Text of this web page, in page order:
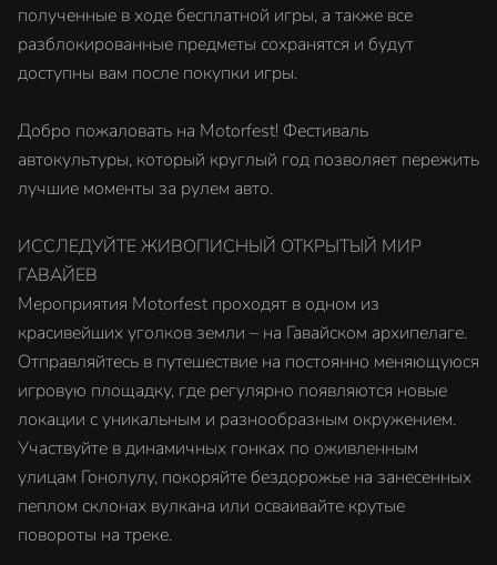
полученные в ходе бесплатной игры, а также все
разблокированные предметы сохранятся и будут
доступны вам после покупки игры.
Добро пожаловать на Motorfest! Фестиваль
автокультуры, который круглый год позволяет пережить
лучшие моменты за рулем авто.
ИССЛЕДУЙТЕ ЖИВОПИСНЫЙ ОТКРЫТЫЙ МИР
ГАВАЙЕВ
Мероприятия Motorfest проходят в одном из
красивейших уголков земли – на Гавайском архипелаге.
Отправляйтесь в путешествие на постоянно меняющуюся
игровую площадку, где регулярно появляются новые
локации с уникальным и разнообразным окружением.
Участвуйте в динамичных гонках по оживленным
улицам Гонолулу, покоряйте бездорожье на занесенных
пеплом склонах вулкана или осваивайте крутые
повороты на треке.